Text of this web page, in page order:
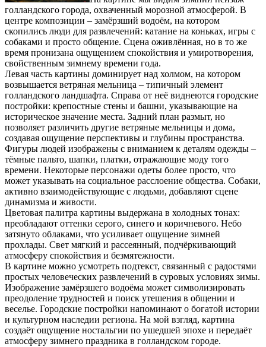
голландского города, охваченный морозной атмосферой. В
центре композиции – замёрзший водоём, на котором
скопились люди для развлечений: катание на коньках, игры с
собаками и просто общение. Сцена оживлённая, но в то же
время пронизана ощущением спокойствия и умиротворения,
свойственным зимнему времени года.
Левая часть картины доминирует над холмом, на котором
возвышается ветряная мельница – типичный элемент
голландского ландшафта. Справа от неё виднеются городские
постройки: крепостные стены и башни, указывающие на
историческое значение места. Задний план размыт, но
позволяет различить другие ветряные мельницы и дома,
создавая ощущение перспективы и глубины пространства.
Фигуры людей изображены с вниманием к деталям одежды –
тёмные пальто, шапки, платки, отражающие моду того
времени. Некоторые персонажи одеты более просто, что
может указывать на социальное расслоение общества. Собаки,
активно взаимодействующие с людьми, добавляют сцене
динамизма и живости.
Цветовая палитра картины выдержана в холодных тонах:
преобладают оттенки серого, синего и коричневого. Небо
затянуто облаками, что усиливает ощущение зимней
прохлады. Свет мягкий и рассеянный, подчёркивающий
атмосферу спокойствия и безмятежности.
В картине можно усмотреть подтекст, связанный с радостями
простых человеческих развлечений в суровых условиях зимы.
Изображение замёрзшего водоёма может символизировать
преодоление трудностей и поиск утешения в общении и
веселье. Городские постройки напоминают о богатой истории
и культурном наследии региона. На мой взгляд, картина
создаёт ощущение ностальгии по ушедшей эпохе и передаёт
атмосферу зимнего праздника в голландском городе.